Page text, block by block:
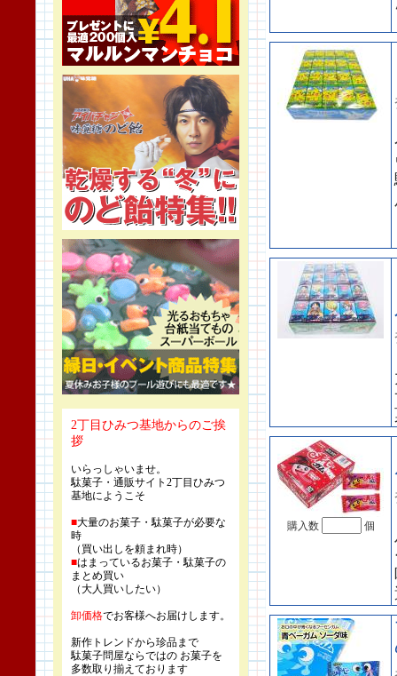
2丁目ひみつ基地からのご挨
拶
いらっしゃいませ。
駄菓子・通販サイト2丁目ひみつ
基地にようこそ
■大量のお菓子・駄菓子が必要な
時
（買い出しを頼まれ時）
■はまっているお菓子・駄菓子の
まとめ買い
（大人買いしたい）
卸価格でお客様へお届けします。
新作トレンドから珍品まで
駄菓子問屋ならではの お菓子を
多数取り揃えております
購入数 個